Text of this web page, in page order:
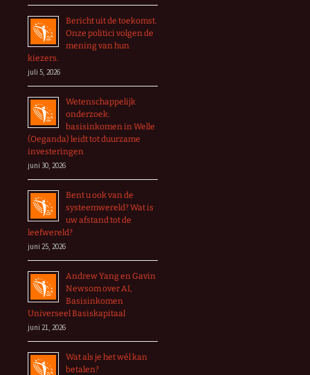
Bericht uit de toekomst.
Onze politici volgen de
mening van hun
kiezers.
juli 5, 2026
Wetenschappelijk
onderzoek:
basisinkomen in Welle
(Oeganda) leidt tot duurzame
investeringen
juni 30, 2026
Bent u ook van de
systeemwereld? Wat is
uw afstand tot de
leefwereld?
juni 25, 2026
Andrew Yang en Gavin
Newsom over AI,
Basisinkomen
Universeel Basiskapitaal
juni 21, 2026
Wat als je het wél kan
betalen?